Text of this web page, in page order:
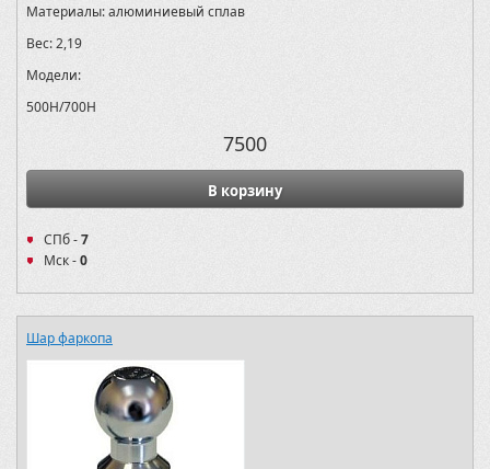
Материалы:алюминиевый сплав
Вес:2,19
Модели:
500H/700H
7500
В корзину
СПб -7
Мск -0
Шар фаркопа